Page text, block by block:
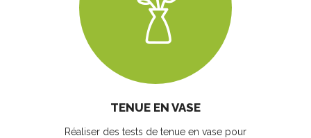
TENUE EN VASE
Réaliser des tests de tenue en vase pour